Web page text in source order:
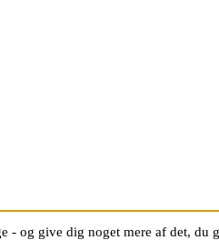
og give dig noget mere af det, du